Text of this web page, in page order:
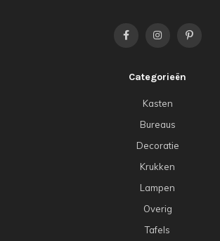
Categorieën
Kasten
Bureaus
Decoratie
Krukken
Lampen
Overig
Tafels